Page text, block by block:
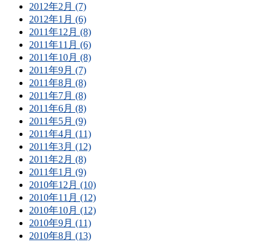
2012年2月 (7)
2012年1月 (6)
2011年12月 (8)
2011年11月 (6)
2011年10月 (8)
2011年9月 (7)
2011年8月 (8)
2011年7月 (8)
2011年6月 (8)
2011年5月 (9)
2011年4月 (11)
2011年3月 (12)
2011年2月 (8)
2011年1月 (9)
2010年12月 (10)
2010年11月 (12)
2010年10月 (12)
2010年9月 (11)
2010年8月 (13)